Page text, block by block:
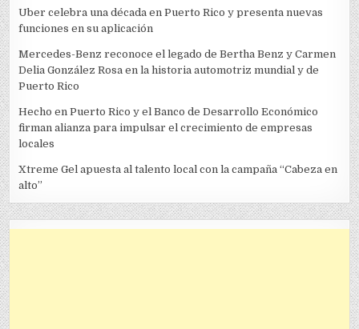
Uber celebra una década en Puerto Rico y presenta nuevas
funciones en su aplicación
Mercedes-Benz reconoce el legado de Bertha Benz y Carmen
Delia González Rosa en la historia automotriz mundial y de
Puerto Rico
Hecho en Puerto Rico y el Banco de Desarrollo Económico
firman alianza para impulsar el crecimiento de empresas
locales
Xtreme Gel apuesta al talento local con la campaña “Cabeza en
alto”